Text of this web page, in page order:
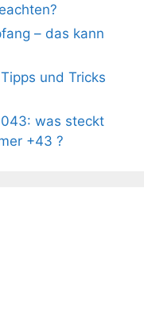
– das kann
und Tricks
was steckt
+43 ?